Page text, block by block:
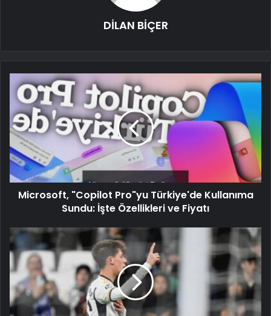
DİLAN BİÇER
Microsoft, "Copilot Pro"yu Türkiye'de Kullanıma
Sundu: İşte Özellikleri ve Fiyatı